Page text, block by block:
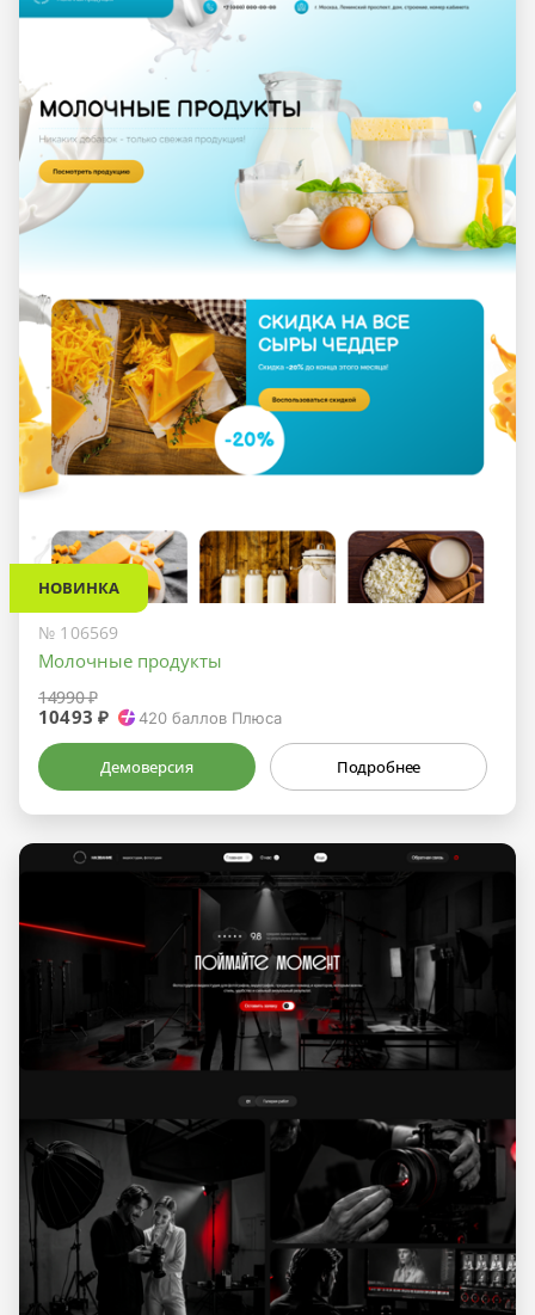
НОВИНКА
№ 106569
Молочные продукты
14990 ₽
10493 ₽ 420 баллов Плюса
Демоверсия Подробнее